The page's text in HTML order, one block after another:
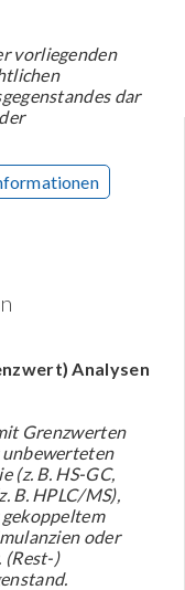
vorliegenden
dar
Analysen
Grenzwerten
unbewerteten
(z. B. HS-GC,
B. HPLC/MS),
oder
(Rest-)